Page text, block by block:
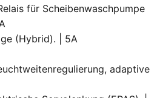
für Scheibenwaschpumpe
(Hybrid). | 5A
adaptive